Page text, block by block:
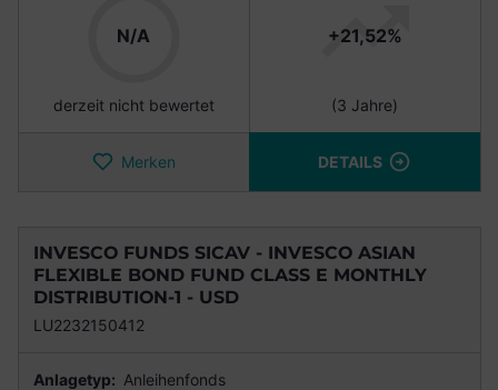
N/A
derzeit nicht bewertet
+21,52%
(3 Jahre)
Merken DETAILS
INVESCO FUNDS SICAV - INVESCO ASIAN
FLEXIBLE BOND FUND CLASS E MONTHLY
DISTRIBUTION-1 - USD
LU2232150412
Anlagetyp: Anleihenfonds